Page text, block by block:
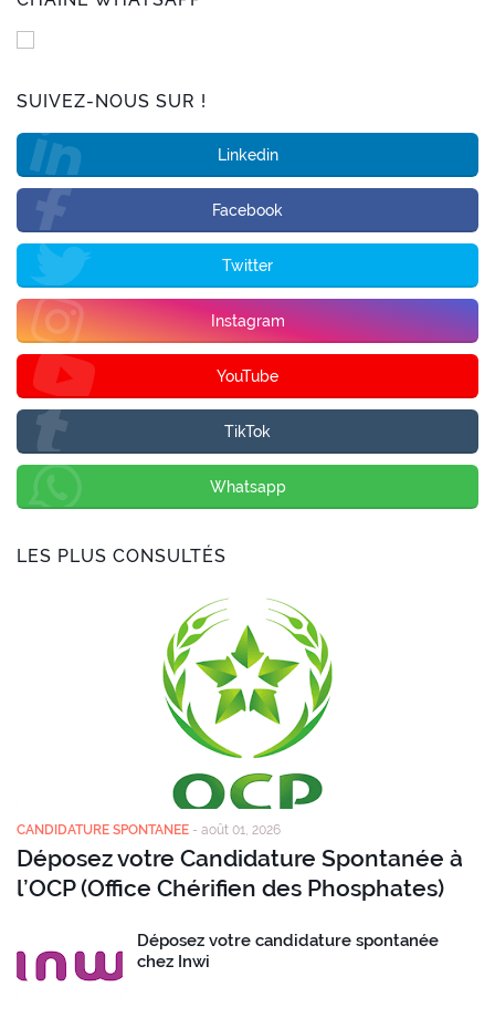
SUIVEZ-NOUS SUR !
Linkedin
Facebook
Twitter
Instagram
YouTube
TikTok
Whatsapp
LES PLUS CONSULTÉS
CANDIDATURE SPONTANEE - août 01, 2026
Déposez votre Candidature Spontanée à
l’OCP (Office Chérifien des Phosphates)
Déposez votre candidature spontanée
chez Inwi